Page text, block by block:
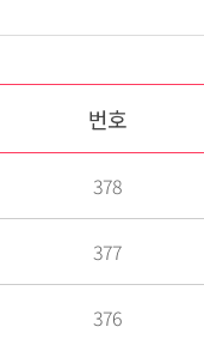
번호
378
377
376